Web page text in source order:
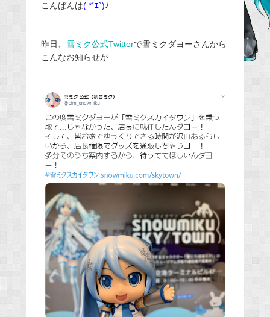
c
o
こんばんは( *´ｴ`)ﾉ
昨日、 雪ミク公式Twitterで雪ミクダヨーさんから
こんなお知らせが…